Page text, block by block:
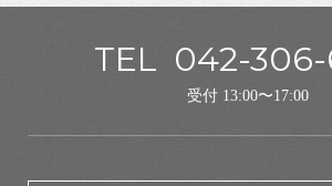
TEL 042-306-
受付 13:00〜17:00